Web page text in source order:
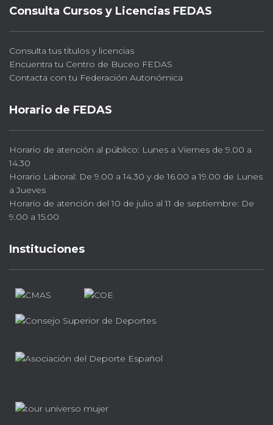
Consulta Cursos y Licencias FEDAS
Consulta tus títulos y licencias
Encuentra tu Centro de Buceo FEDAS
Contacta con tu Federación Autonómica
Horario de FEDAS
Horario de atención al público: Lunes a Viernes de 9.00 a
14.30
Horario Laboral: De 9.00 a 14.30 y de 16.00 a 19.00 de Lunes
a Jueves
Horario de atención del 10 de julio al 11 de septiembre: De
9.00 a 15.00
Instituciones